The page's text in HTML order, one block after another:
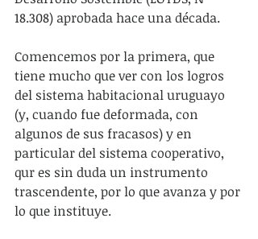
18.308) aprobada hace una década.
Comencemos por la primera, que
tiene mucho que ver con los logros
del sistema habitacional uruguayo
(y, cuando fue deformada, con
algunos de sus fracasos) y en
particular del sistema cooperativo,
qur es sin duda un instrumento
trascendente, por lo que avanza y por
lo que instituye.